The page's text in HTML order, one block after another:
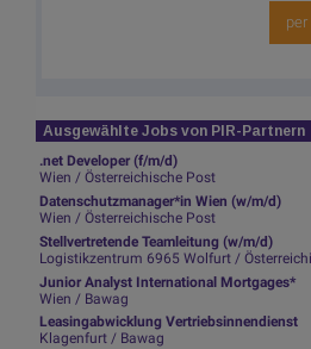
Ausgewählte Jobs von PIR-Partnern
.net Developer (f/m/d)
Wien / Österreichische Post
Datenschutzmanager*in Wien (w/m/d)
Wien / Österreichische Post
Stellvertretende Teamleitung (w/m/d)
Logistikzentrum 6965 Wolfurt /
Junior Analyst International Mortgages*
Wien / Bawag
Leasingabwicklung Vertriebsinnendienst
Klagenfurt / Bawag